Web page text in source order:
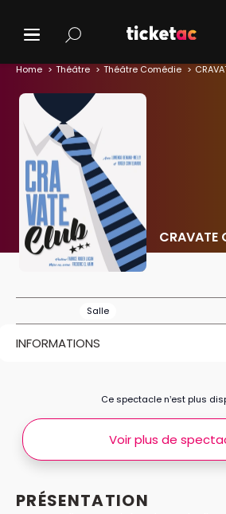
Home Théâtre Théâtre Comédie
CRAVATE
Salle
INFORMATIONS
PRÉSENTATION
Ce spectacle n’est plus
Voir plus de